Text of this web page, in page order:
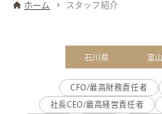
ホーム スタッフ紹介
石川県 富
CFO/最高財務責任者
社長CEO/最高経営責任者